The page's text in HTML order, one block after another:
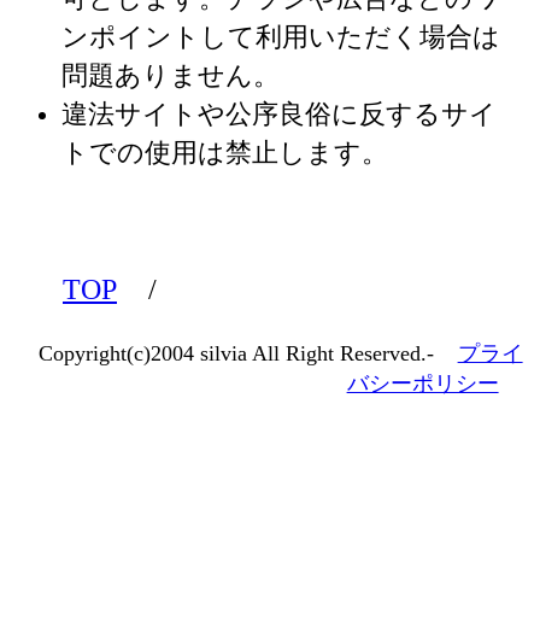
ンポイントして利用いただく場合は
問題ありません。
違法サイトや公序良俗に反するサイ
トでの使用は禁止します。
TOP /
Copyright(c)2004 silvia All Right Reserved.-
プライ
バシーポリシー